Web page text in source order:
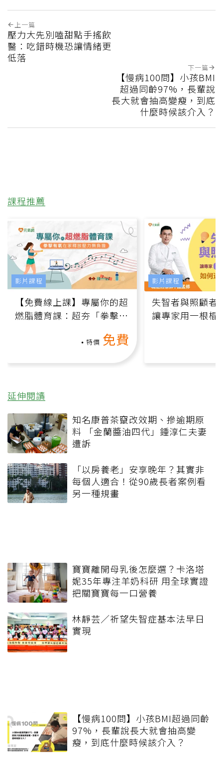
上一篇
壓力大先別嗑甜點手搖飲
醫：吃錯時機恐讓情緒更
低落
下一篇
【慢病100問】小孩BMI
超過同齡97%，長輩說
長大就會抽高變瘦，到底
什麼時候該介入？
課程推薦
【免費線上課】專屬你的超
燃脂體育課：超夯「拳擊有
特價 免費
影片課程
失智者與照顧者
讓專家用一根棍
影片課程
延伸閱讀
知名康普茶竄改效期、摻逾期原
料 「金蘭醬油四代」鍾淳仁夫妻
遭訴
「以房養老」安享晚年？其實非
每個人適合！從90歲長者案例看
另一種規畫
寶寶離開母乳後怎麼選？卡洛塔
妮35年專注羊奶科研 用全球實證
把關寶寶每一口營養
林靜芸／祈望失智症基本法早日
實現
【慢病100問】小孩BMI超過同齡
97%，長輩說長大就會抽高變
瘦，到底什麼時候該介入？